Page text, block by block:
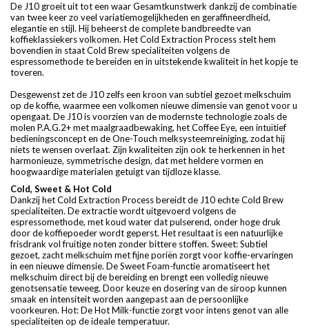
De J10 groeit uit tot een waar Gesamtkunstwerk dankzij de combinatie
van twee keer zo veel variatiemogelijkheden en geraffineerdheid,
elegantie en stijl. Hij beheerst de complete bandbreedte van
koffieklassiekers volkomen. Het Cold Extraction Process stelt hem
bovendien in staat Cold Brew specialiteiten volgens de
espressomethode te bereiden en in uitstekende kwaliteit in het kopje te
toveren.
Desgewenst zet de J10 zelfs een kroon van subtiel gezoet melkschuim
op de koffie, waarmee een volkomen nieuwe dimensie van genot voor u
opengaat. De J10 is voorzien van de modernste technologie zoals de
molen P.A.G.2+ met maalgraadbewaking, het Coffee Eye, een intuïtief
bedieningsconcept en de One-Touch melksysteemreiniging, zodat hij
niets te wensen overlaat. Zijn kwaliteiten zijn ook te herkennen in het
harmonieuze, symmetrische design, dat met heldere vormen en
hoogwaardige materialen getuigt van tijdloze klasse.
Cold, Sweet & Hot Cold
Dankzij het Cold Extraction Process bereidt de J10 echte Cold Brew
specialiteiten. De extractie wordt uitgevoerd volgens de
espressomethode, met koud water dat pulserend, onder hoge druk
door de koffiepoeder wordt geperst. Het resultaat is een natuurlijke
frisdrank vol fruitige noten zonder bittere stoffen. Sweet: Subtiel
gezoet, zacht melkschuim met fijne poriën zorgt voor koffie-ervaringen
in een nieuwe dimensie. De Sweet Foam-functie aromatiseert het
melkschuim direct bij de bereiding en brengt een volledig nieuwe
genotsensatie teweeg. Door keuze en dosering van de siroop kunnen
smaak en intensiteit worden aangepast aan de persoonlijke
voorkeuren. Hot: De Hot Milk-functie zorgt voor intens genot van alle
specialiteiten op de ideale temperatuur.